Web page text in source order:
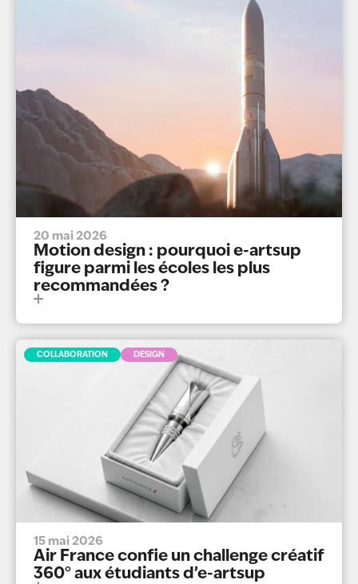
20 mai 2026
Motion design : pourquoi e-artsup
figure parmi les écoles les plus
recommandées ?
COLLABORATION DESIGN
15 mai 2026
Air France confie un challenge créatif
360° aux étudiants d’e-artsup